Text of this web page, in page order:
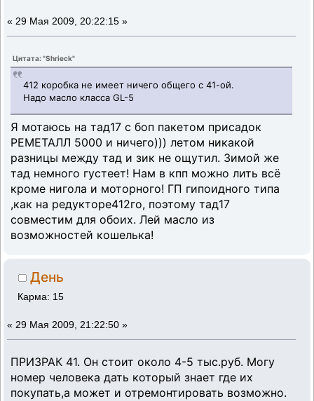
« 29 Мая 2009, 20:22:15 »
Цитата: "Shrieck"
412 коробка не имеет ничего общего с 41-ой.
Надо масло класса GL-5
Я мотаюсь на тад17 с боп пакетом присадок
РЕМЕТАЛЛ 5000 и ничего))) летом никакой
разницы между тад и зик не ощутил. Зимой же
тад немного густеет! Нам в кпп можно лить всё
кроме нигола и моторного! ГП гипоидного типа
,как на редукторе412го, поэтому тад17
совместим для обоих. Лей масло из
возможностей кошелька!
День
Карма: 15
« 29 Мая 2009, 21:22:50 »
ПРИЗРАК 41. Он стоит около 4-5 тыс.руб. Могу
номер человека дать который знает где их
покупать,а может и отремонтировать возможно.